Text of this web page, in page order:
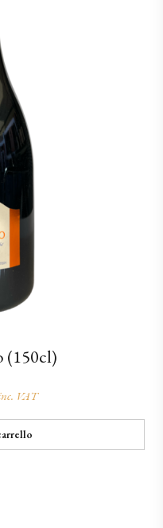
(150cl)
VAT